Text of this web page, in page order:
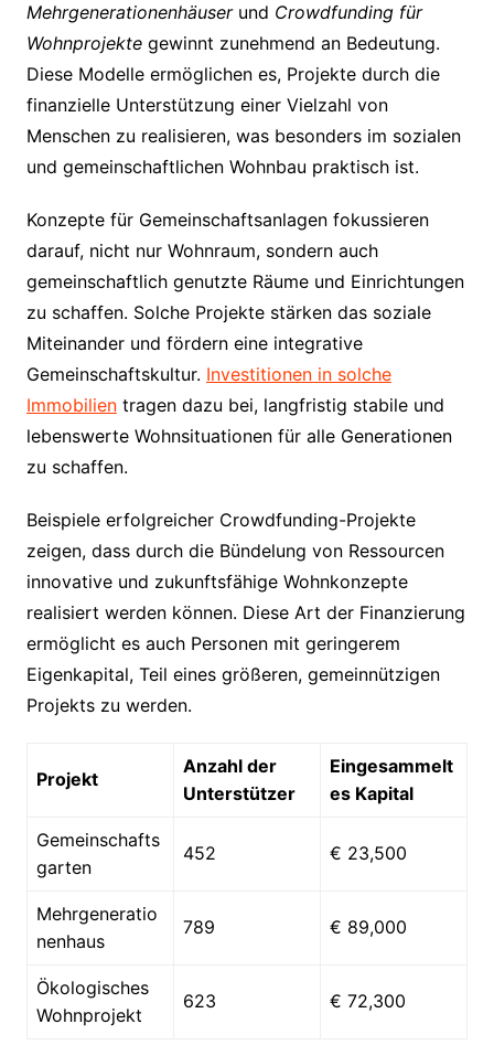
Mehrgenerationenhäuserund Crowdfunding für
Wohnprojektegewinnt zunehmend an Bedeutung.
Diese Modelle ermöglichen es, Projekte durch die
finanzielle Unterstützung einer Vielzahl von
Menschen zu realisieren, was besonders im sozialen
und gemeinschaftlichen Wohnbau praktisch ist.
Konzepte für Gemeinschaftsanlagen fokussieren
darauf, nicht nur Wohnraum, sondern auch
gemeinschaftlich genutzte Räume und Einrichtungen
zu schaffen. Solche Projekte stärken das soziale
Miteinander und fördern eine integrative
Gemeinschaftskultur. Investitionen in solche
Immobilientragen dazu bei, langfristig stabile und
lebenswerte Wohnsituationen für alle Generationen
zu schaffen.
Beispiele erfolgreicher Crowdfunding-Projekte
zeigen, dass durch die Bündelung von Ressourcen
innovative und zukunftsfähige Wohnkonzepte
realisiert werden können. Diese Art der Finanzierung
ermöglicht es auch Personen mit geringerem
Eigenkapital, Teil eines größeren, gemeinnützigen
Projekts zu werden.
Projekt
Anzahl der
Unterstützer
Eingesammelt
es Kapital
Gemeinschafts
garten
452 € 23,500
Mehrgeneratio
nenhaus
789 € 89,000
Ökologisches
Wohnprojekt
623 € 72,300